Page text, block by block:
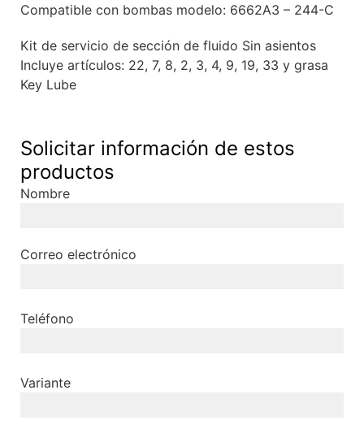
Compatible con bombas modelo: 6662A3 – 244-C
Kit de servicio de sección de fluido Sin asientos
Incluye artículos: 22, 7, 8, 2, 3, 4, 9, 19, 33 y grasa
Key Lube
Solicitar información de estos
productos
Nombre
Correo electrónico
Teléfono
Variante